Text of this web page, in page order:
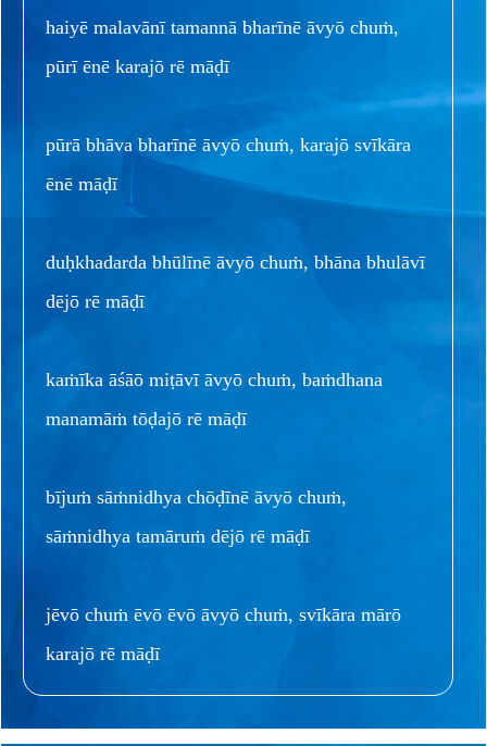
haiyē malavānī tamannā bharīnē āvyō chuṁ,
pūrī ēnē karajō rē māḍī
pūrā bhāva bharīnē āvyō chuṁ, karajō svīkāra
ēnē māḍī
duḥkhadarda bhūlīnē āvyō chuṁ, bhāna bhulāvī
dējō rē māḍī
kaṁīka āśāō miṭāvī āvyō chuṁ, baṁdhana
manamāṁ tōḍajō rē māḍī
bījuṁ sāṁnidhya chōḍīnē āvyō chuṁ,
sāṁnidhya tamāruṁ dējō rē māḍī
jēvō chuṁ ēvō ēvō āvyō chuṁ, svīkāra mārō
karajō rē māḍī